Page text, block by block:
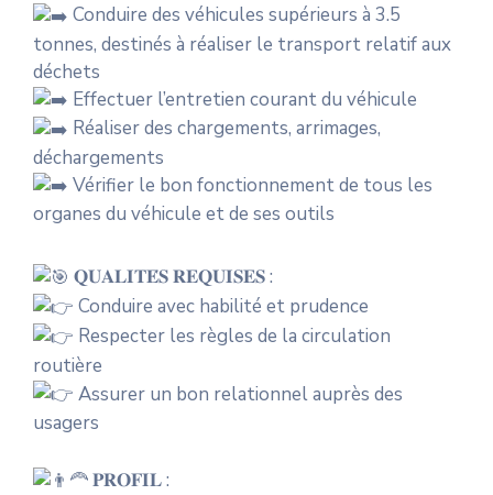
Conduire des véhicules supérieurs à 3.5
tonnes, destinés à réaliser le transport relatif aux
déchets
Effectuer l’entretien courant du véhicule
Réaliser des chargements, arrimages,
déchargements
Vérifier le bon fonctionnement de tous les
organes du véhicule et de ses outils
𝐐𝐔𝐀𝐋𝐈𝐓𝐄́𝐒 𝐑𝐄𝐐𝐔𝐈𝐒𝐄𝐒 :
Conduire avec habilité et prudence
Respecter les règles de la circulation
routière
Assurer un bon relationnel auprès des
usagers
𝐏𝐑𝐎𝐅𝐈𝐋 :